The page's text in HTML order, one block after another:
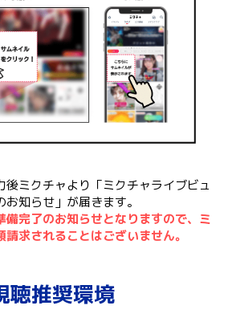
ミクチャより「ミクチャライブビュ
知らせ」が届きます。
完了のお知らせとなりますので、ミ
求されることはございません。
聴推奨環境